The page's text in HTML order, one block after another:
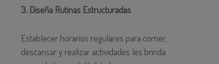
3. Diseña Rutinas Estructuradas
Establecer horarios regulares para comer,
descansar y realizar actividades les brinda